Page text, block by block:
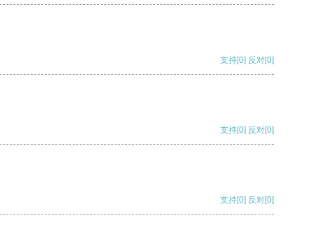
支持[0] 反对[0]
支持[0] 反对[0]
支持[0] 反对[0]